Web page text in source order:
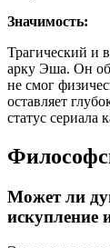
Значимость:
Трагический и
арку Эша. Он
не смог
оставляет
статус сериала
Может ли
искупление